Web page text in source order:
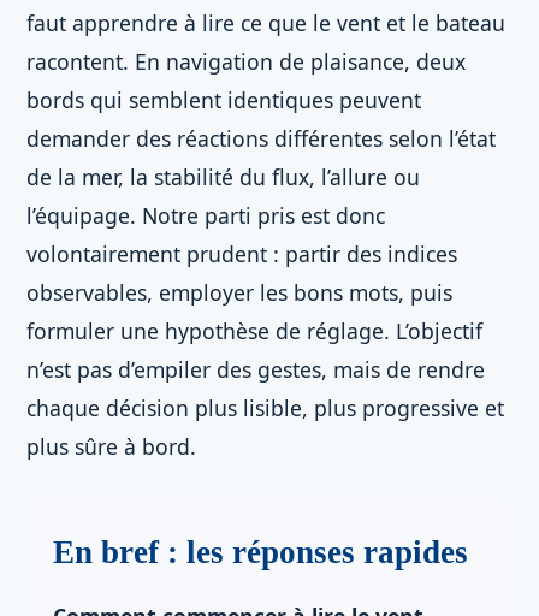
faut apprendre à lire ce que le vent et le bateau
racontent. En navigation de plaisance, deux
bords qui semblent identiques peuvent
demander des réactions différentes selon l’état
de la mer, la stabilité du flux, l’allure ou
l’équipage. Notre parti pris est donc
volontairement prudent : partir des indices
observables, employer les bons mots, puis
formuler une hypothèse de réglage. L’objectif
n’est pas d’empiler des gestes, mais de rendre
chaque décision plus lisible, plus progressive et
plus sûre à bord.
En bref : les réponses rapides